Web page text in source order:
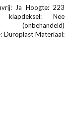
Ja Hoogte: 223
Nee
Duroplast Materiaal: